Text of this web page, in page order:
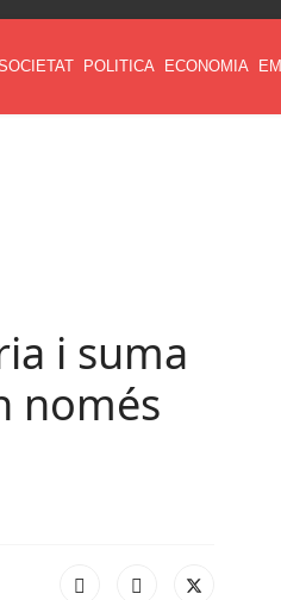
POLITICA ECONOMIA
i suma
només